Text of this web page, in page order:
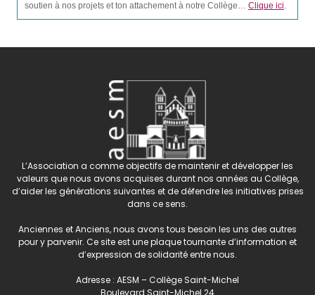
soutien à nos projets et ton attachement à notre Collège… Clique ici.
L’Association a comme objectifs de maintenir et développer les
valeurs que nous avons acquises durant nos années au Collège,
d’aider les générations suivantes et de défendre les initiatives prises
dans ce sens.
Anciennes et Anciens, nous avons tous besoin les uns des autres
pour y parvenir. Ce site est une plaque tournante d’information et
d’expression de solidarité entre nous.
Adresse : AESM – Collège Saint-Michel